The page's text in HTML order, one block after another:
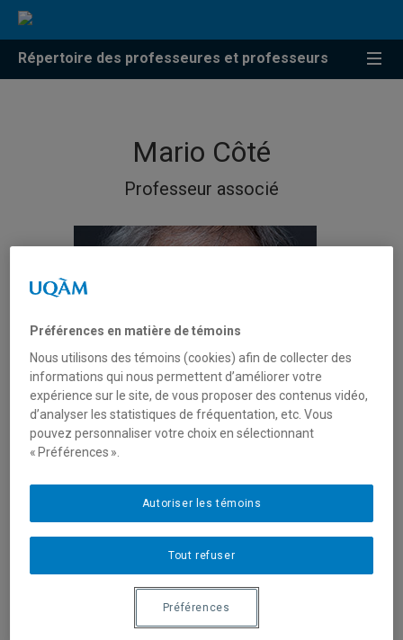
Répertoire des professeures et professeurs
Mario Côté
Professeur associé
École des arts visuels et médiatiques
Préférences en matière de témoins
Nous utilisons des témoins (cookies) afin de collecter des
informations qui nous permettent d’améliorer votre
expérience sur le site, de vous proposer des contenus vidéo,
d’analyser les statistiques de fréquentation, etc. Vous
pouvez personnaliser votre choix en sélectionnant
« Préférences ».
Tout refuser
Autoriser les témoins
Préférences